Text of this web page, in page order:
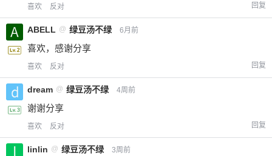
喜欢 反对 回复
ABELL @ 绿豆汤不绿 6月前
喜欢，感谢分享
喜欢 反对 回复
dream @ 绿豆汤不绿 4周前
谢谢分享
喜欢 反对 回复
linlin @ 绿豆汤不绿 3周前